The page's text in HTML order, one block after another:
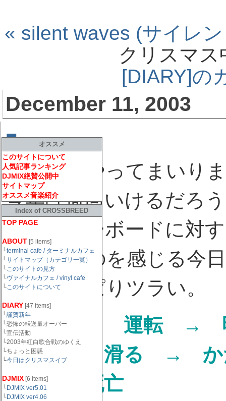
オススメ
このサイトについて
人気記事ランキング
DJMIX絶賛公開中
サイトマップ
オススメ音楽紹介
Index of CROSSBREED
TOP PAGE
ABOUT [5 items]
└terminal cafe / ターミナルカフェ
└サイトマップ（カテゴリ一覧）
└このサイトの見方
└ヴァイナルカフェ / vinyl cafe
└このサイトについて
DIARY [47 items]
└謹賀新年
└恐怖の転送量オーバー
└宣伝活動
└2003年紅白歌合戦のゆくえ
└ちょっと困惑
└今日はクリスマスイブ
DJMIX [6 items]
└DJMIX ver5.01
└DJMIX ver4.06
« silent waves (サイレ
クリスマ
[DIARY]の
December 11, 2003
■肥満児ayu
寒い冬がやってまいり
今年は何回いけるだろ
年々スノーボードに対
きているのを感じる今
ーはやっぱりツラい。
夜出発 → 運転 →
起床 → 滑る →
着 → 死亡